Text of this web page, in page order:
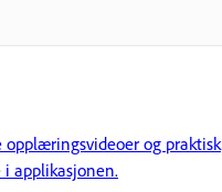
og praktisk
applikasjonen.